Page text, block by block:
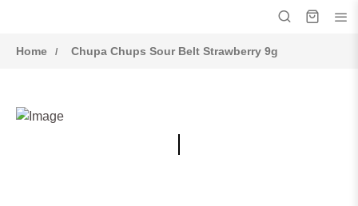
Home Chupa Chups Sour Belt Strawberry 9g